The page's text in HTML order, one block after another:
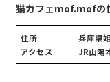
猫カフェmof.mofの
住所
兵庫県
アクセス
JR山陽